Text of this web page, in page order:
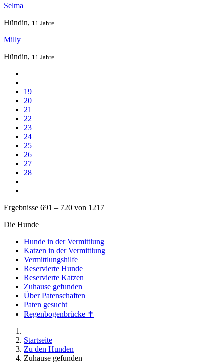
Selma
Hündin, 11 Jahre
Milly
Hündin, 11 Jahre
19
20
21
22
23
24
25
26
27
28
Ergebnisse 691 – 720 von 1217
Die Hunde
Hunde in der Vermittlung
Katzen in der Vermittlung
Vermittlungshilfe
Reservierte Hunde
Reservierte Katzen
Zuhause gefunden
Über Patenschaften
Paten gesucht
Regenbogenbrücke ✝
Startseite
Zu den Hunden
Zuhause gefunden